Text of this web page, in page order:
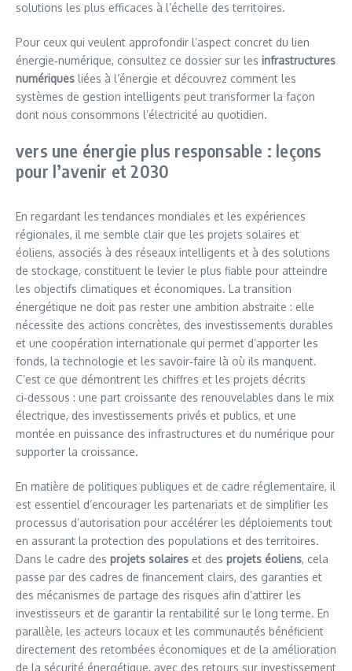
solutions les plus efficaces à l’échelle des territoires.
Pour ceux qui veulent approfondir l’aspect concret du lien
énergie‑numérique, consultez ce dossier sur les infrastructures
numériques liées à l’énergie et découvrez comment les
systèmes de gestion intelligents peut transformer la façon
dont nous consommons l’électricité au quotidien.
vers une énergie plus responsable : leçons
pour l’avenir et 2030
En regardant les tendances mondiales et les expériences
régionales, il me semble clair que les projets solaires et
éoliens, associés à des réseaux intelligents et à des solutions
de stockage, constituent le levier le plus fiable pour atteindre
les objectifs climatiques et économiques. La transition
énergétique ne doit pas rester une ambition abstraite : elle
nécessite des actions concrètes, des investissements durables
et une coopération internationale qui permet d’apporter les
fonds, la technologie et les savoir‑faire là où ils manquent.
C’est ce que démontrent les chiffres et les projets décrits
ci‑dessous : une part croissante des renouvelables dans le mix
électrique, des investissements privés et publics, et une
montée en puissance des infrastructures et du numérique pour
supporter la croissance.
En matière de politiques publiques et de cadre réglementaire, il
est essentiel d’encourager les partenariats et de simplifier les
processus d’autorisation pour accélérer les déploiements tout
en assurant la protection des populations et des territoires.
Dans le cadre des projets solaires et des projets éoliens, cela
passe par des cadres de financement clairs, des garanties et
des mécanismes de partage des risques afin d’attirer les
investisseurs et de garantir la rentabilité sur le long terme. En
parallèle, les acteurs locaux et les communautés bénéficient
directement des retombées économiques et de la amélioration
de la sécurité énergétique, avec des retours sur investissement